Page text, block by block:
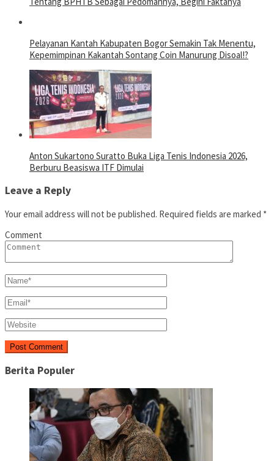
Pelayanan Kantah Kabupaten Bogor Semakin Tak Menentu,
Kepemimpinan Kakantah Sontang Coin Manurung Disoal!?
Anton Sukartono Suratto Buka Liga Tenis Indonesia 2026,
Berburu Beasiswa ITF Dimulai
Leave a Reply
Your email address will not be published. Required fields are marked *
Comment
Berita Populer